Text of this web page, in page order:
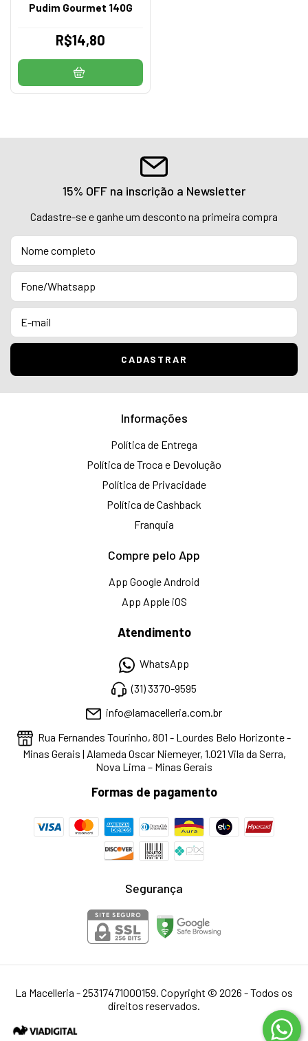
Pudim Gourmet 140G
R$14,80
15% OFF na inscrição a Newsletter
Cadastre-se e ganhe um desconto na primeira compra
Informações
Política de Entrega
Política de Troca e Devolução
Política de Privacidade
Política de Cashback
Franquia
Compre pelo App
App Google Android
App Apple iOS
Atendimento
WhatsApp
(31) 3370-9595
info@lamacelleria.com.br
Rua Fernandes Tourinho, 801 - Lourdes Belo Horizonte -
Minas Gerais | Alameda Oscar Niemeyer, 1.021 Vila da Serra,
Nova Lima – Minas Gerais
Formas de pagamento
Segurança
La Macelleria - 25317471000159. Copyright © 2026 - Todos os
direitos reservados.